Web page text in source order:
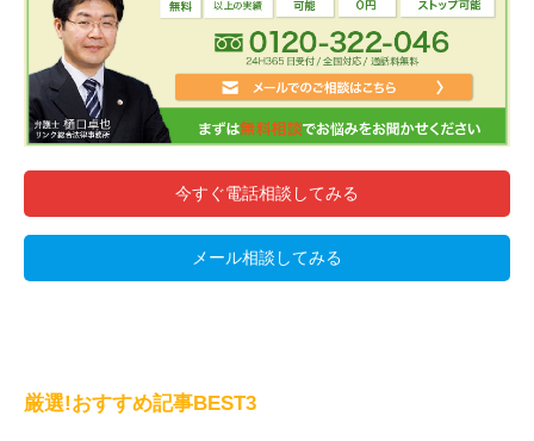
今すぐ電話相談してみる
メール相談してみる
厳選!おすすめ記事BEST3